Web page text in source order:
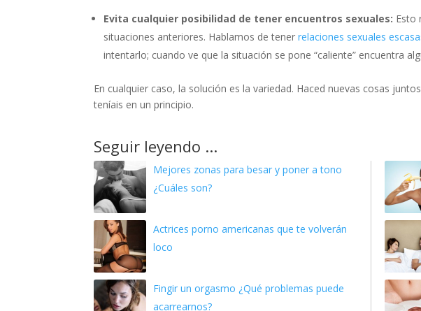
Evita cualquier posibilidad de tener encuentros sexuales: Esto
situaciones anteriores. Hablamos de tenerrelaciones sexuales
intentarlo; cuando ve que la situación se pone “caliente” encuentra
En cualquier caso, la solución es la variedad. Haced nuevas cosas
teníais en un principio.
Seguir leyendo ...
Mejores zonas para besar y poner a tono
¿Cuáles son?
Actrices porno americanas que te volverán
loco
Fingir un orgasmo ¿Qué problemas puede
acarrearnos?